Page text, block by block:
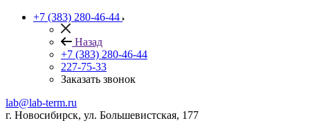
+7 (383) 280-46-44
Назад
+7 (383) 280-46-44
227-75-33
Заказать звонок
lab@lab-term.ru
г. Новосибирск, ул. Большевистская, 177